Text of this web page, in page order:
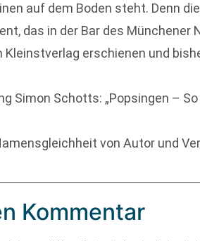
auf dem Boden steht. Denn
das in der Bar des Münchener
erschienen und
Simon Schotts: „Popsingen –
von Autor und
Kommentar